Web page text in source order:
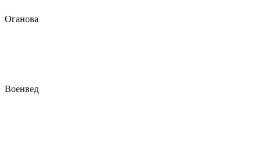
Оганова
Военвед